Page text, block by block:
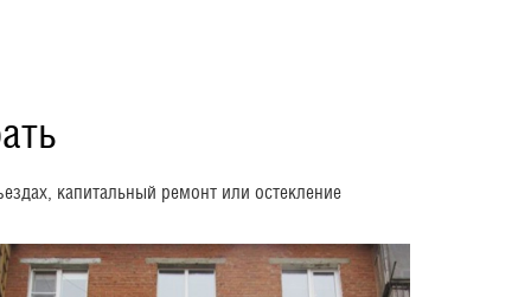
капитальный ремонт или остекление